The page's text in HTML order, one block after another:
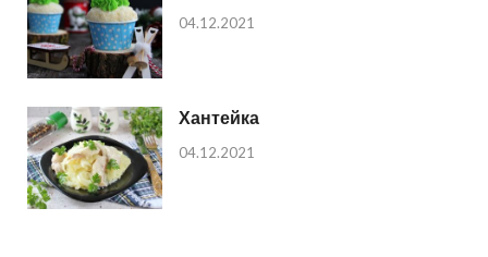
04.12.2021
Хантейка
04.12.2021